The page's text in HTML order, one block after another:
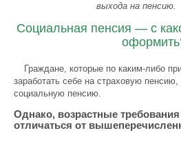
выхода на пенсию.
Социальная пенсия — с
Граждане, которые по каким-либо
заработать себе на страховую
социальную пенсию.
Однако, возрастные
отличаться от